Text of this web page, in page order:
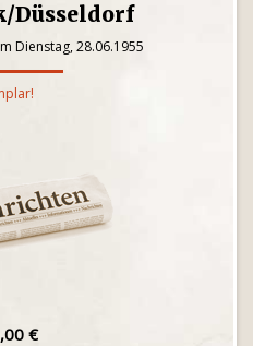
Düsseldorf
Dienstag, 28.06.1955
€